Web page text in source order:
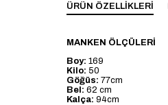
ÜRÜN ÖZELLIKLERI
MANKEN ÖLÇÜLERİ
Boy: 169
Kilo: 50
Göğüs: 77cm
Bel: 62 cm
Kalça: 94cm